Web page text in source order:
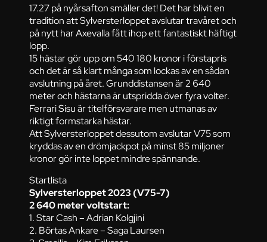
17.27 på nyårsafton smäller det! Det har blivit en
tradition att Sylversterloppet avslutar travåret och
på nytt har Axevalla fått ihop ett fantastiskt häftigt
lopp.
15 hästar gör upp om 540 180 kronor i förstapris
och det är så klart många som lockas av en sådan
avslutning på året. Grunddistansen är 2 640
meter och hästarna är utspridda över fyra volter.
Ferrari Sisu är titelförsvarare men utmanas av
riktigt formstarka hästar.
Att Sylversterloppet dessutom avslutar V75 som
kryddas av en drömjackpot på minst 85 miljoner
kronor gör inte loppet mindre spännande.
Startlista
Sylversterloppet 2023 (V75-7)
2 640 meter voltstart:
1. Star Cash – Adrian Kolgjini
2. Börtas Ankare – Saga Laursen